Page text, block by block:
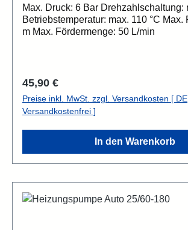
Max. Druck: 6 Bar Drehzahlschaltung: max. 93 w
Betriebstemperatur: max. 110 °C Max. Förderhöhe: 6
m Max. Fördermenge: 50 L/min
Regulärer Preis:
45,90 €
Preise inkl. MwSt. zzgl. Versandkosten [ DE
Versandkostenfrei ]
In den Warenkorb